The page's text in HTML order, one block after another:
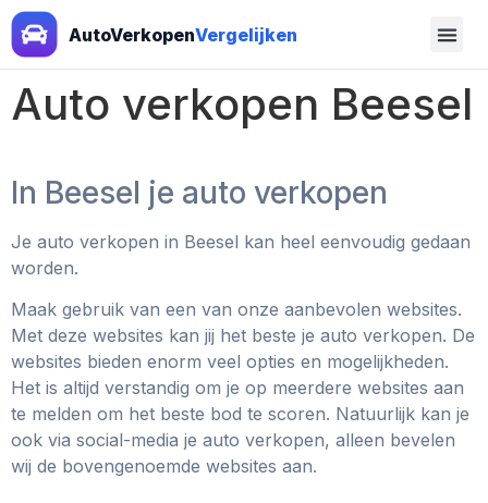
AutoVerkopenVergelijken
Auto verkopen Beesel
In Beesel je auto verkopen
Je auto verkopen in Beesel kan heel eenvoudig gedaan
worden.
Maak gebruik van een van onze aanbevolen websites.
Met deze websites kan jij het beste je auto verkopen. De
websites bieden enorm veel opties en mogelijkheden.
Het is altijd verstandig om je op meerdere websites aan
te melden om het beste bod te scoren. Natuurlijk kan je
ook via social-media je auto verkopen, alleen bevelen
wij de bovengenoemde websites aan.